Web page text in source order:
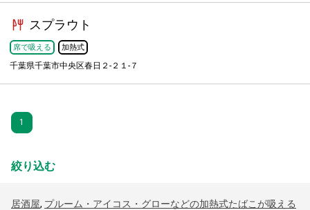
スプラウト
席で吸える 加熱式
千葉県千葉市中央区春日２-２１-７
1
絞り込む
居酒屋, プルーム・アイコス・グローなどの加熱式たばこが吸える